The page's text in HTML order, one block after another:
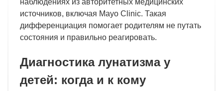
наблюдениях из авторитетных медицинских
источников, включая Mayo Clinic. Такая
дифференциация помогает родителям не путать
состояния и правильно реагировать.
Диагностика лунатизма у
детей: когда и к кому